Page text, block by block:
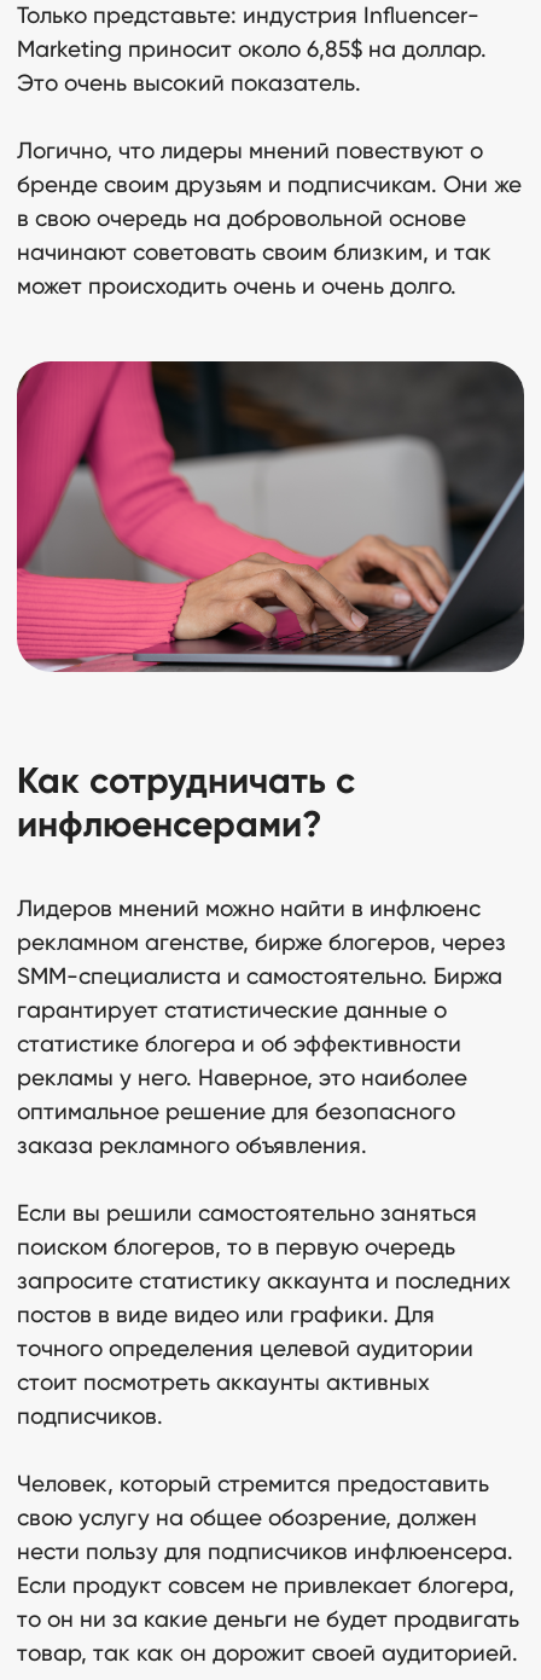
Только представьте: индустрия Influencer-
Marketing приносит около 6,85$ на доллар.
Это очень высокий показатель.
Логично, что лидеры мнений повествуют о
бренде своим друзьям и подписчикам. Они же
в свою очередь на добровольной основе
начинают советовать своим близким, и так
может происходить очень и очень долго.
Как сотрудничать с
инфлюенсерами?
Лидеров мнений можно найти в инфлюенс
рекламном агенстве, бирже блогеров, через
SMM-специалиста и самостоятельно. Биржа
гарантирует статистические данные о
статистике блогера и об эффективности
рекламы у него. Наверное, это наиболее
оптимальное решение для безопасного
заказа рекламного объявления.
Если вы решили самостоятельно заняться
поиском блогеров, то в первую очередь
запросите статистику аккаунта и последних
постов в виде видео или графики. Для
точного определения целевой аудитории
стоит посмотреть аккаунты активных
подписчиков.
Человек, который стремится предоставить
свою услугу на общее обозрение, должен
нести пользу для подписчиков инфлюенсера.
Если продукт совсем не привлекает блогера,
то он ни за какие деньги не будет продвигать
товар, так как он дорожит своей аудиторией.